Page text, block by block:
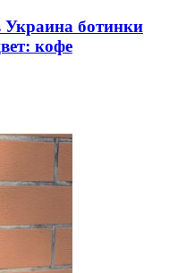
ботинки
кофе